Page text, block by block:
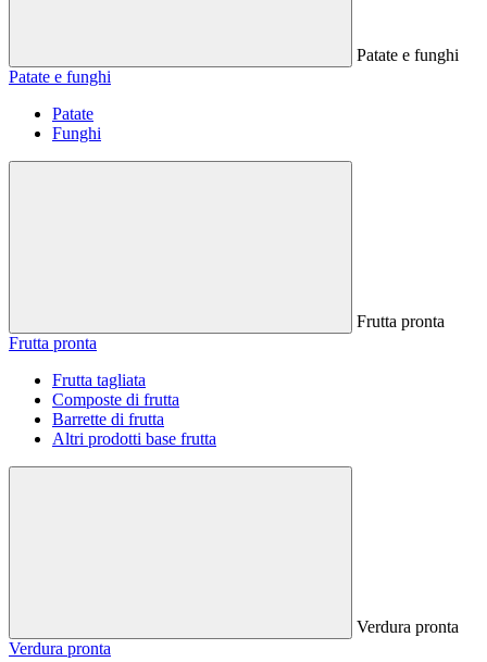
Patate e funghi
Patate e funghi
Patate
Funghi
Frutta pronta
Frutta pronta
Frutta tagliata
Composte di frutta
Barrette di frutta
Altri prodotti base frutta
Verdura pronta
Verdura pronta